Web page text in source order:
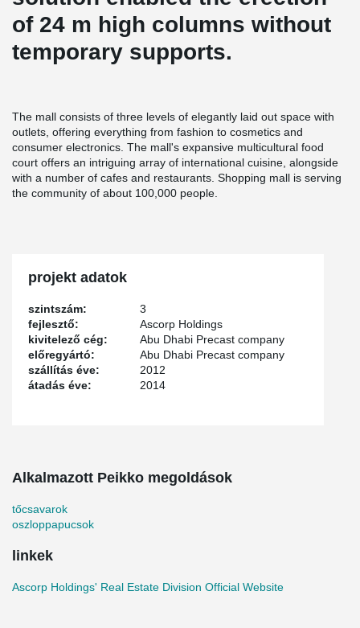
of 24 m high columns without
temporary supports.
The mall consists of three levels of elegantly laid out space with
outlets, offering everything from fashion to cosmetics and
consumer electronics. The mall's expansive multicultural food
court offers an intriguing array of international cuisine, alongside
with a number of cafes and restaurants. Shopping mall is serving
the community of about 100,000 people.
projekt adatok
szintszám:
3
fejlesztő:
Ascorp Holdings
kivitelező cég:
Abu Dhabi Precast company
előregyártó:
Abu Dhabi Precast company
szállítás éve:
2012
átadás éve:
2014
Alkalmazott Peikko megoldások
tőcsavarok
oszloppapucsok
linkek
Ascorp Holdings' Real Estate Division Official Website